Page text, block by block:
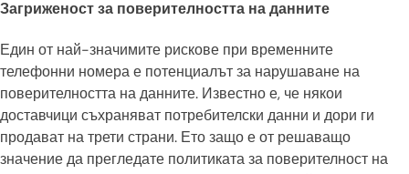
Загриженост за поверителността на данните
Един от най-значимите рискове при временните
телефонни номера е потенциалът за нарушаване на
поверителността на данните. Известно е, че някои
доставчици съхраняват потребителски данни и дори ги
продават на трети страни. Ето защо е от решаващо
значение да прегледате политиката за поверителност на